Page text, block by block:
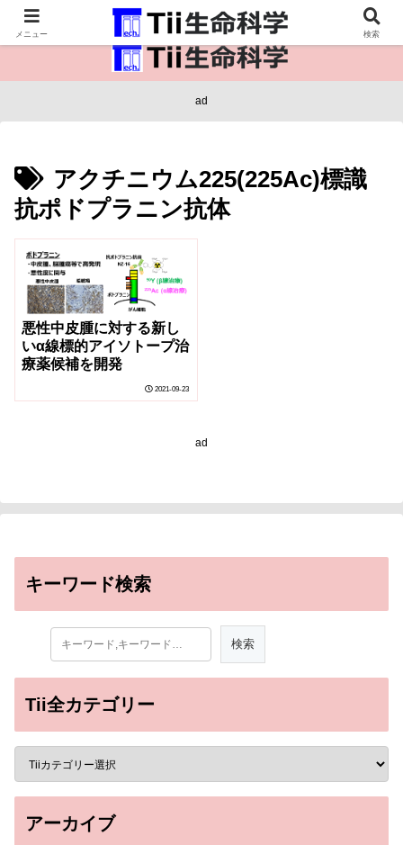
医療保健・生命・生物の情報インフラ。
ad
アクチニウム225(225Ac)標識
抗ポドプラニン抗体
悪性中皮腫に対する新し
いα線標的アイソトープ治
療薬候補を開発
2021-09-23
ad
キーワード検索
Tii全カテゴリー
アーカイブ
メニュー 検索